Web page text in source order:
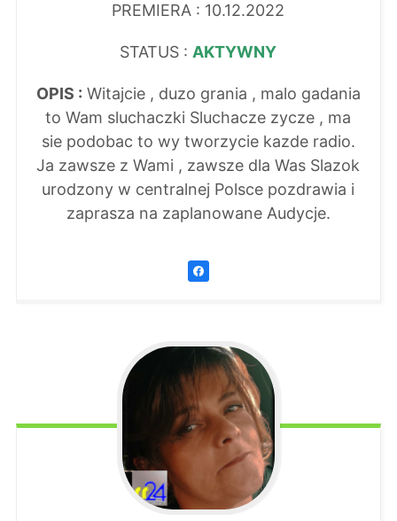
PREMIERA : 10.12.2022
STATUS : AKTYWNY
OPIS : Witajcie , duzo grania , malo gadania
to Wam sluchaczki Sluchacze zycze , ma
sie podobac to wy tworzycie kazde radio.
Ja zawsze z Wami , zawsze dla Was Slazok
urodzony w centralnej Polsce pozdrawia i
zaprasza na zaplanowane Audycje.